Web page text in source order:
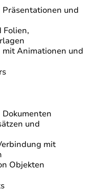
und
Folien,
Animationen und
und
mit
Objekten